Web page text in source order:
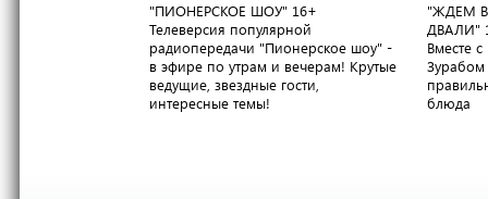
"ПИОНЕРСКОЕ ШОУ" 16+
Телеверсия популярной
радиопередачи "Пионерское шоу" -
в эфире по утрам и вечерам! Крутые
ведущие, звездные гости,
интересные темы!
"ЖДЕМ
ДВАЛИ"
Вместе
Зурабом
блюда